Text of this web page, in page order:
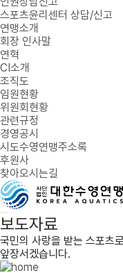
스포츠윤리센터 상담/신고
연맹소개
회장 인사말
연혁
CI소개
조직도
임원현황
위원회현황
관련규정
경영공시
시도수영연맹주소록
후원사
찾아오시는길
보도자료
국민의 사랑을 받는 스포츠
앞장서겠습니다.